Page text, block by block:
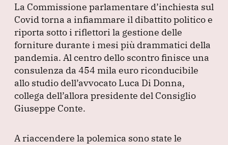
c
e
b
o
o
k
k
e
dI
n
at
s
A
p
p
e
gr
a
m
ai
l
La Commissione parlamentare d’inchiesta sul
Covid torna a infiammare il dibattito politico e
riporta sotto i riflettori la gestione delle
forniture durante i mesi più drammatici della
pandemia. Al centro dello scontro finisce una
consulenza da 454 mila euro riconducibile
allo studio dell’avvocato Luca Di Donna,
collega dell’allora presidente del Consiglio
Giuseppe Conte.
A riaccendere la polemica sono state le